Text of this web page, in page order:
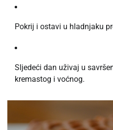
Pokrij i ostavi u hladnjaku
Sljedeći dan uživaj u
kremastog i voćnog.